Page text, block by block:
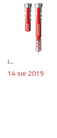
i...
14 sie 2019